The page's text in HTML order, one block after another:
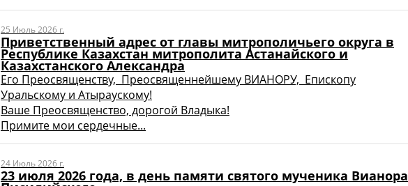
25 Июль 2026 г.
Приветственный адрес от главы митрополичьего округа в
Республике Казахстан митрополита Астанайского и
Казахстанского Александра
Его Преосвященству, Преосвященнейшему ВИАНОРУ, Епископу
Уральскому и Атыраускому!
Ваше Преосвященство, дорогой Владыка!
Примите мои сердечные...
24 Июль 2026 г.
23 июля 2026 года, в день памяти святого мученика Вианора